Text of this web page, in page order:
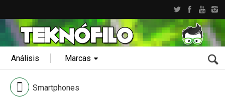
Análisis Marcas
Smartphones